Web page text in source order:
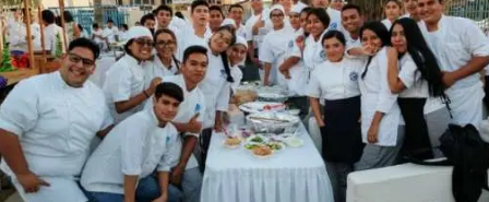
actividades de acceso libre